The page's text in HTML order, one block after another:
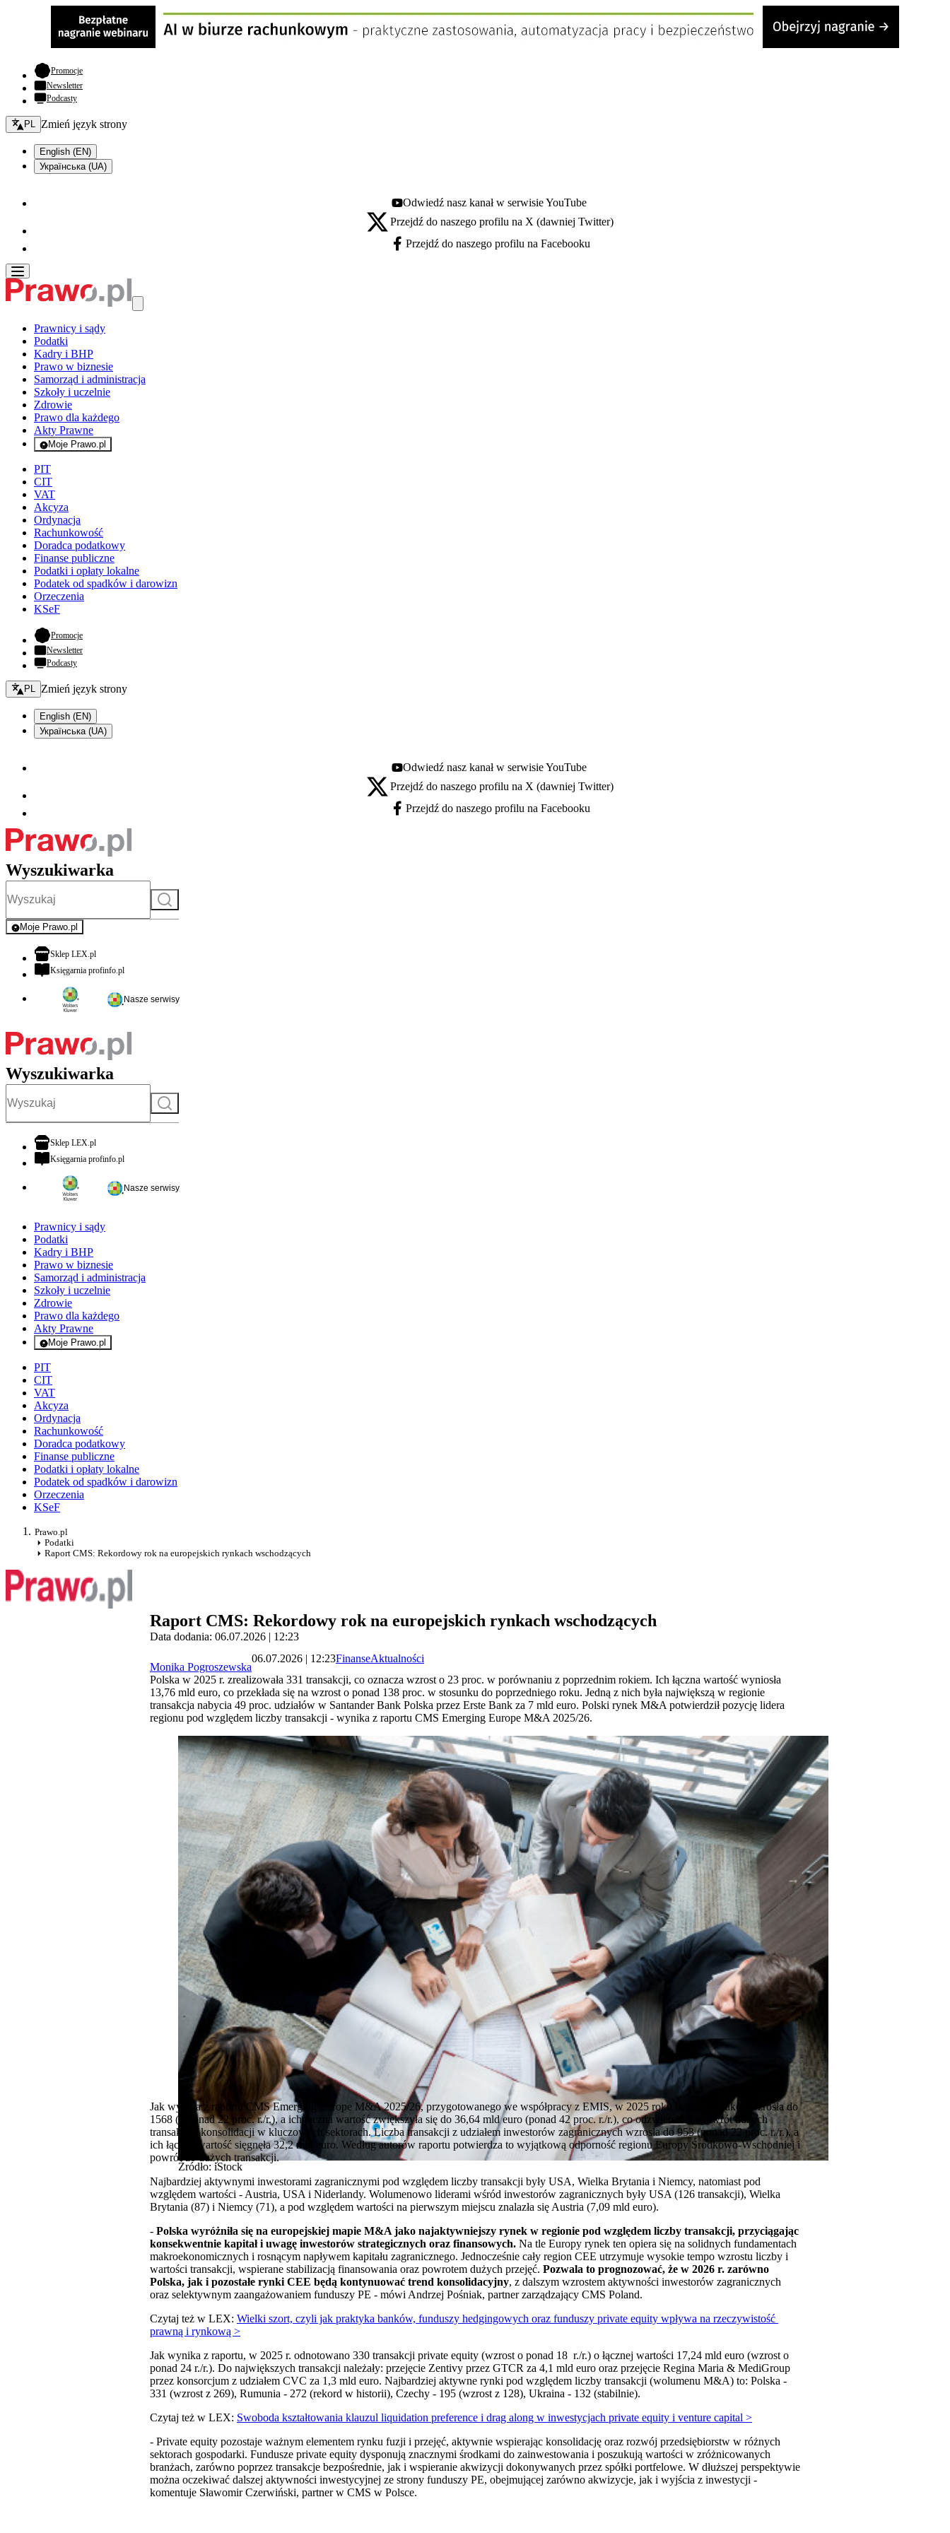
Promocje- otwiera się w nowej karcie
Newsletter
Podcasty
Zmień język - bieżący:
PL Zmień język strony
English (EN)
Українська (UA)
Youtube - otwiera się w nowej karcie
Odwiedź nasz kanał w serwisie YouTube
X - otwiera się w nowej karcie
Przejdź do naszego profilu na X (dawniej Twitter)
Facebook - otwiera się w nowej karcie
Przejdź do naszego profilu na Facebooku
Prawnicy i sądy
Podatki
Kadry i BHP
Prawo w biznesie
Samorząd i administracja
Szkoły i uczelnie
Zdrowie
Prawo dla każdego
Akty Prawne
Moje Prawo.pl
- rejestracja i logowanie do serwisu
PIT
CIT
VAT
Akcyza
Ordynacja
Rachunkowość
Doradca podatkowy
Finanse publiczne
Podatki i opłaty lokalne
Podatek od spadków i darowizn
Orzeczenia
KSeF
Promocje- otwiera się w nowej karcie
Newsletter
Podcasty
Zmień język - bieżący:
PL Zmień język strony
English (EN)
Українська (UA)
Youtube - otwiera się w nowej karcie
Odwiedź nasz kanał w serwisie YouTube
X - otwiera się w nowej karcie
Przejdź do naszego profilu na X (dawniej Twitter)
Facebook - otwiera się w nowej karcie
Przejdź do naszego profilu na Facebooku
Wyszukiwarka
Szukaj
Moje Prawo.pl
- rejestracja i logowanie do serwisu
Sklep LEX.plotwiera się w nowej karcie
Księgarnia profinfo.plotwiera się w nowej karcie
Nasze serwisy
Wyszukiwarka
Szukaj
Sklep LEX.plotwiera się w nowej karcie
Księgarnia profinfo.plotwiera się w nowej karcie
Nasze serwisy
Prawnicy i sądy
Podatki
Kadry i BHP
Prawo w biznesie
Samorząd i administracja
Szkoły i uczelnie
Zdrowie
Prawo dla każdego
Akty Prawne
Moje Prawo.pl
- rejestracja i logowanie do serwisu
PIT
CIT
VAT
Akcyza
Ordynacja
Rachunkowość
Doradca podatkowy
Finanse publiczne
Podatki i opłaty lokalne
Podatek od spadków i darowizn
Orzeczenia
KSeF
Prawo.pl
Podatki
Raport CMS: Rekordowy rok na europejskich rynkach wschodzących
Raport CMS: Rekordowy rok na europejskich rynkach wschodzących
Data dodania: 06.07.2026 | 12:23
Monika Pogroszewska
06.07.2026 | 12:23FinanseAktualności
Polska w 2025 r. zrealizowała 331 transakcji, co oznacza wzrost o 23 proc. w porównaniu z poprzednim rokiem. Ich łączna wartość wyniosła
13,76 mld euro, co przekłada się na wzrost o ponad 138 proc. w stosunku do poprzedniego roku. Jedną z nich była największą w regionie
transakcja nabycia 49 proc. udziałów w Santander Bank Polska przez Erste Bank za 7 mld euro. Polski rynek M&A potwierdził pozycję lidera
regionu pod względem liczby transakcji - wynika z raportu CMS Emerging Europe M&A 2025/26.
Źródło: iStock
Jak wynika z raportu CMS Emerging Europe M&A 2025/26, przygotowanego we współpracy z EMIS, w 2025 roku liczba transakcji wzrosła do
1568 (o ponad 22 proc. r./r.), a ich łączna wartość zwiększyła się do 36,64 mld euro (ponad 42 proc. r./r.), co odzwierciedla powrót dużych
transakcji i konsolidacji w kluczowych sektorach. Liczba transakcji z udziałem inwestorów zagranicznych wzrosła do 953 (ponad 22 proc. r./r.), a
ich łączna wartość sięgnęła 32,2 mld euro. Według autorów raportu potwierdza to wyjątkową odporność regionu Europy Środkowo-Wschodniej i
powrót do dużych transakcji.
Najbardziej aktywnymi inwestorami zagranicznymi pod względem liczby transakcji były USA, Wielka Brytania i Niemcy, natomiast pod
względem wartości - Austria, USA i Niderlandy. Wolumenowo liderami wśród inwestorów zagranicznych były USA (126 transakcji), Wielka
Brytania (87) i Niemcy (71), a pod względem wartości na pierwszym miejscu znalazła się Austria (7,09 mld euro).
- Polska wyróżniła się na europejskiej mapie M&A jako najaktywniejszy rynek w regionie pod względem liczby transakcji, przyciągając
konsekwentnie kapitał i uwagę inwestorów strategicznych oraz finansowych. Na tle Europy rynek ten opiera się na solidnych fundamentach
makroekonomicznych i rosnącym napływem kapitału zagranicznego. Jednocześnie cały region CEE utrzymuje wysokie tempo wzrostu liczby i
wartości transakcji, wspierane stabilizacją finansowania oraz powrotem dużych przejęć. Pozwala to prognozować, że w 2026 r. zarówno
Polska, jak i pozostałe rynki CEE będą kontynuować trend konsolidacyjny, z dalszym wzrostem aktywności inwestorów zagranicznych
oraz selektywnym zaangażowaniem funduszy PE - mówi Andrzej Pośniak, partner zarządzający CMS Poland.
Czytaj też w LEX: Wielki szort, czyli jak praktyka banków, funduszy hedgingowych oraz funduszy private equity wpływa na rzeczywistość
prawną i rynkową >
Jak wynika z raportu, w 2025 r. odnotowano 330 transakcji private equity (wzrost o ponad 18 r./r.) o łącznej wartości 17,24 mld euro (wzrost o
ponad 24 r./r.). Do największych transakcji należały: przejęcie Zentivy przez GTCR za 4,1 mld euro oraz przejęcie Regina Maria & MediGroup
przez konsorcjum z udziałem CVC za 1,3 mld euro. Najbardziej aktywne rynki pod względem liczby transakcji (wolumenu M&A) to: Polska -
331 (wzrost z 269), Rumunia - 272 (rekord w historii), Czechy - 195 (wzrost z 128), Ukraina - 132 (stabilnie).
Czytaj też w LEX: Swoboda kształtowania klauzul liquidation preference i drag along w inwestycjach private equity i venture capital >
- Private equity pozostaje ważnym elementem rynku fuzji i przejęć, aktywnie wspierając konsolidację oraz rozwój przedsiębiorstw w różnych
sektorach gospodarki. Fundusze private equity dysponują znacznymi środkami do zainwestowania i poszukują wartości w zróżnicowanych
branżach, zarówno poprzez transakcje bezpośrednie, jak i wspieranie akwizycji dokonywanych przez spółki portfelowe. W dłuższej perspektywie
można oczekiwać dalszej aktywności inwestycyjnej ze strony funduszy PE, obejmującej zarówno akwizycje, jak i wyjścia z inwestycji -
komentuje Sławomir Czerwiński, partner w CMS w Polsce.